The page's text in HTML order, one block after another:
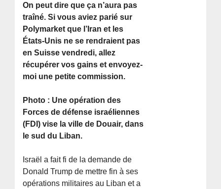
On peut dire que ça n’aura pas
traîné. Si vous aviez parié sur
Polymarket que l’Iran et les
États-Unis ne se rendraient pas
en Suisse vendredi, allez
récupérer vos gains et envoyez-
moi une petite commission.
Photo : Une opération des
Forces de défense israéliennes
(FDI) vise la ville de Douair, dans
le sud du Liban.
Israël a fait fi de la demande de
Donald Trump de mettre fin à ses
opérations militaires au Liban et a